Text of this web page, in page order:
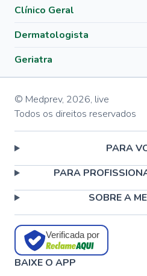
Clínico Geral
Dermatologista
Geriatra
© Medprev, 2026, live
Todos os direitos reservados
PARA
PARA
SOBRE A
Verificada por
BAIXE O APP